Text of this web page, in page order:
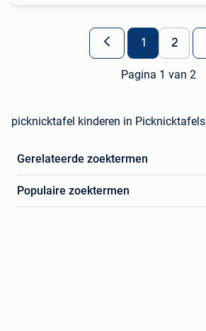
1 2
Pagina 1 van 2
picknicktafel kinderen in Picknicktafels
Gerelateerde zoektermen
Populaire zoektermen